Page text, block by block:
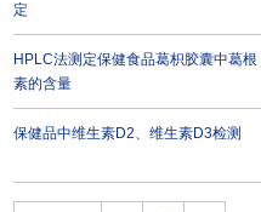
定
HPLC法测定保健食品葛枳胶囊中葛根
素的含量
保健品中维生素D2、维生素D3检测